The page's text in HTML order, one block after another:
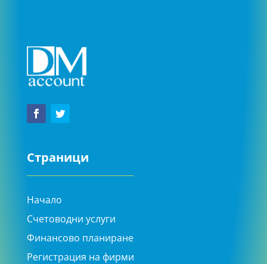
Страници
Начало
Счетоводни услуги
Финансово планиране
Регистрация на фирми